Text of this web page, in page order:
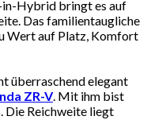
in-Hybrid bringt es auf
Das familientaugliche
Wert auf Platz, Komfort
überraschend elegant
ZR-V. Mit ihm bist
Die Reichweite liegt